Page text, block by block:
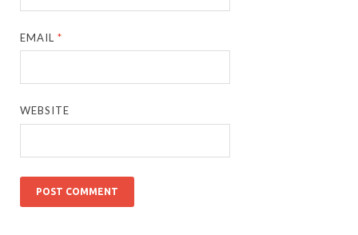
EMAIL*
WEBSITE